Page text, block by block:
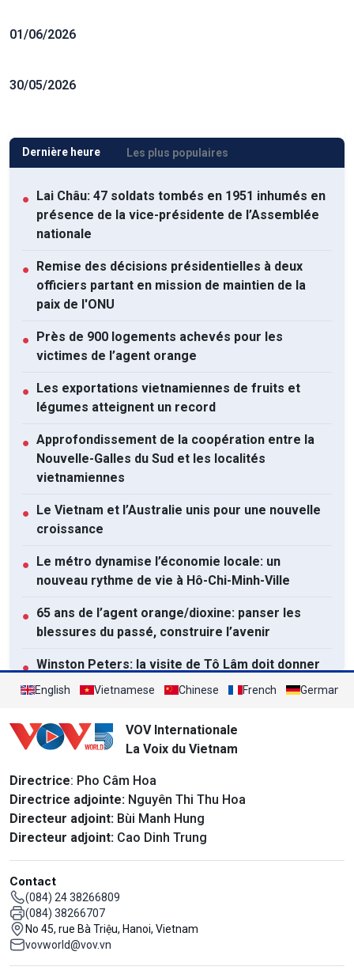
01/06/2026
30/05/2026
Dernière heure Les plus populaires
● Lai Châu: 47 soldats tombés en 1951 inhumés en
présence de la vice-présidente de l’Assemblée
nationale
● Remise des décisions présidentielles à deux
officiers partant en mission de maintien de la
paix de l'ONU
● Près de 900 logements achevés pour les
victimes de l’agent orange
● Les exportations vietnamiennes de fruits et
légumes atteignent un record
● Approfondissement de la coopération entre la
Nouvelle-Galles du Sud et les localités
vietnamiennes
● Le Vietnam et l’Australie unis pour une nouvelle
croissance
● Le métro dynamise l’économie locale: un
nouveau rythme de vie à Hô-Chi-Minh-Ville
● 65 ans de l’agent orange/dioxine: panser les
blessures du passé, construire l’avenir
● Winston Peters: la visite de Tô Lâm doit donner
un nouvel élan aux relations bilatérales
travailleurs de retour de l’étranger
English Vietnamese Chinese French German
VOV Internationale
La Voix du Vietnam
Directrice: Pho Câm Hoa
Directrice adjointe: Nguyên Thi Thu Hoa
Directeur adjoint: Bùi Manh Hung
Directeur adjoint: Cao Dinh Trung
Contact
(084) 24 38266809
(084) 38266707
No 45, rue Bà Triệu, Hanoi, Vietnam
vovworld@vov.vn